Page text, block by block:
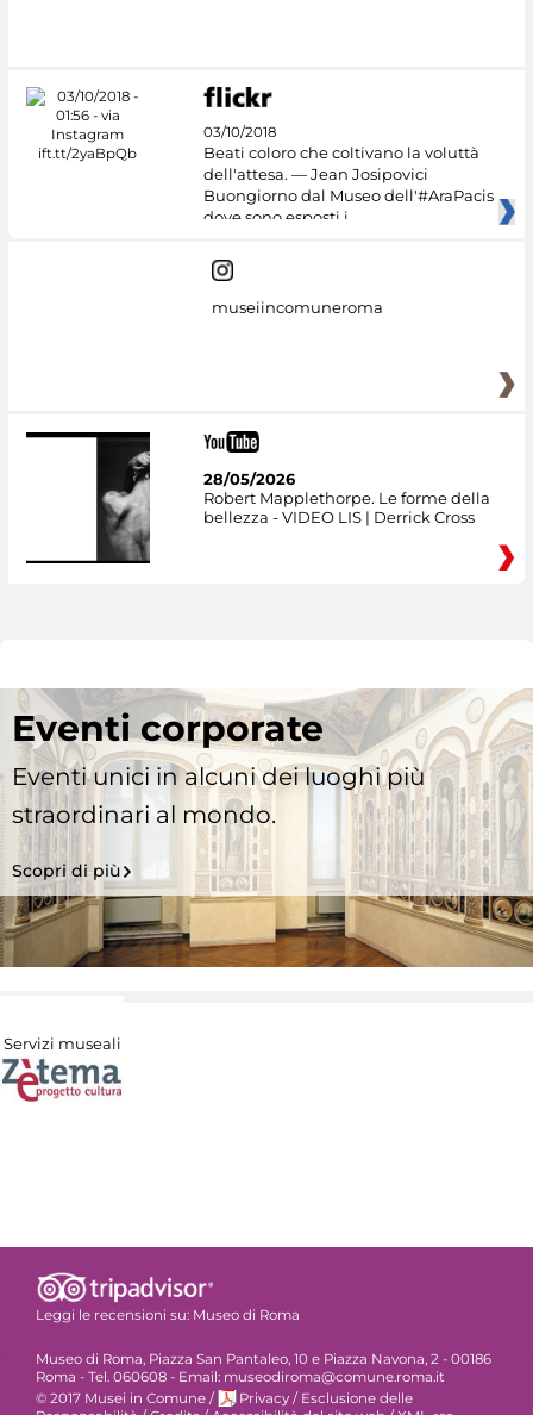
03/10/2018
Beati coloro che coltivano la voluttà
dell'attesa. — Jean Josipovici
Buongiorno dal Museo dell'#AraPacis
dove sono esposti i
museiincomuneroma
28/05/2026
Robert Mapplethorpe. Le forme della
bellezza - VIDEO LIS | Derrick Cross
Eventi corporate
Eventi unici in alcuni dei luoghi più
straordinari al mondo.
Scopri di più
Servizi museali
Leggi le recensioni su: Museo di Roma
Museo di Roma, Piazza San Pantaleo, 10 e Piazza Navona, 2 - 00186
Roma - Tel. 060608 - Email: museodiroma@comune.roma.it
© 2017 Musei in Comune / Privacy / Esclusione delle